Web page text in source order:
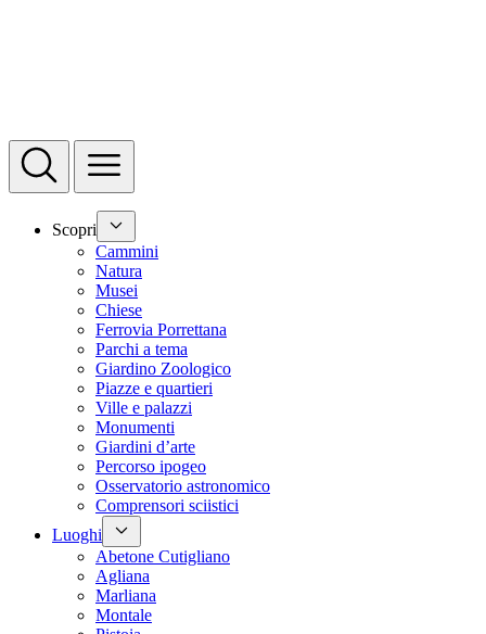
Scopri
Cammini
Natura
Musei
Chiese
Ferrovia Porrettana
Parchi a tema
Giardino Zoologico
Piazze e quartieri
Ville e palazzi
Monumenti
Giardini d’arte
Percorso ipogeo
Osservatorio astronomico
Comprensori sciistici
Luoghi
Abetone Cutigliano
Agliana
Marliana
Montale